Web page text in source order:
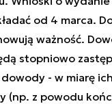
od 4 marca.
ważność.
stopniowo
- w miarę
(np. z powodu